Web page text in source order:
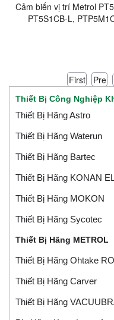
Cảm biến vị trí Metrol
PT5S1CB-L,
First Pre
Thiết Bị Công Nghiệp
Thiết Bị Hãng Astro
Thiết Bị Hãng Waterun
Thiết Bị Hãng Bartec
Thiết Bị Hãng KONAN
Thiết Bị Hãng MOKON
Thiết Bị Hãng Sycotec
Thiết Bị Hãng METROL
Thiết Bị Hãng Ohtake
Thiết Bị Hãng Carver
Thiết Bị Hãng